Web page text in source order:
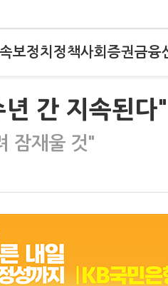
속보정치 정책사회 증권금융
간 지속된다"
잠재울 것"